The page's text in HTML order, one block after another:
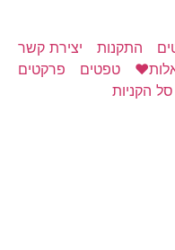
התקנות
יצירת קשר
טפטים
פרקטים
סל הקניות